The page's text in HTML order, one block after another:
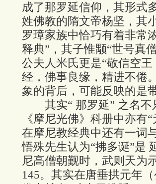
成了那罗延信仰，其形式
姓佛教的隋文帝杨坚，其
罗璋家族中恰巧有着非常
释典”，其子惟颙“世号真
公夫人米氏更是“敬信空
经，佛事良缘，精进不倦
象的背后，可能反映的是
其实“ 那罗延” 之名不
《摩尼光佛》科册中亦有
在摩尼教经典中还有一词
悟殊先生认为“拂多诞”是
尼高僧朝觐时，武则天为
145。其实在唐垂拱元年